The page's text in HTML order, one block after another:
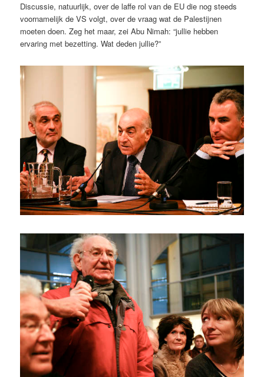
Discussie, natuurlijk, over de laffe rol van de EU die nog steeds
voornamelijk de VS volgt, over de vraag wat de Palestijnen
moeten doen. Zeg het maar, zei Abu Nimah: “jullie hebben
ervaring met bezetting. Wat deden jullie?”